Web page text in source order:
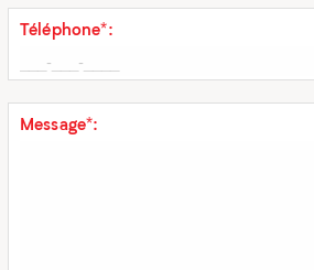
Téléphone*:
Message*: